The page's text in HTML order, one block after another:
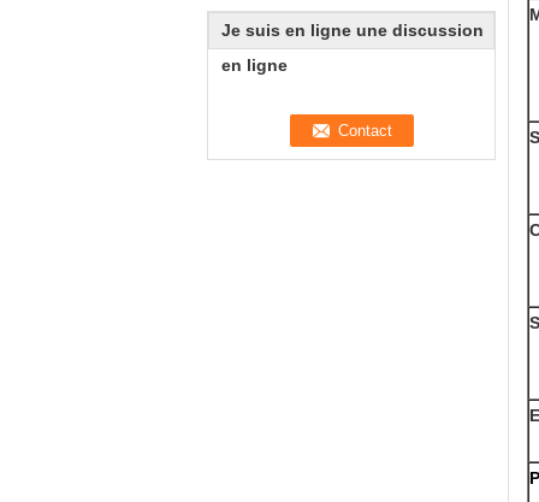
Je suis en ligne une discussion
en ligne